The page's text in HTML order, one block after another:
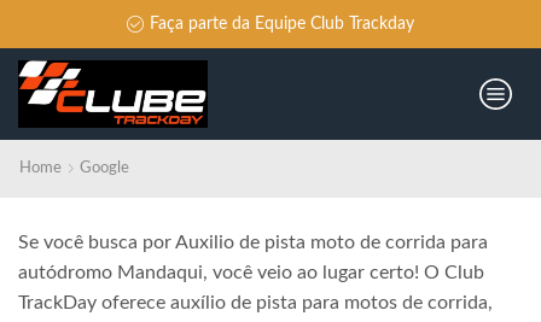
Faça parte da Equipe Club Trackday
Home Google
Se você busca por Auxilio de pista moto de corrida para
autódromo Mandaqui, você veio ao lugar certo! O Club
TrackDay oferece auxílio de pista para motos de corrida,